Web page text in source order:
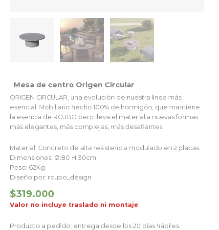
Mesa de centro Origen Circular
ORIGEN CIRCULAR, una evolución de nuestra línea más
esencial. Mobiliario hecho 100% de hormigón, que mantiene
la esencia de RCUBO pero lleva el material a nuevas formas:
más elegantes, más complejas, más desafiantes
Material: Concreto de alta resistencia modulado en 2 placas.
Dimensiones: Ø:80 H:30cm
Peso: 62Kg
Diseño por: rcubo_design
$319.000
Valor no incluye traslado ni montaje
Producto a pedido, entrega desde los 20 días hábiles.